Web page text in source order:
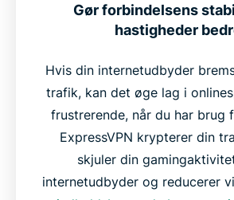
Gør forbindelsens
hastigheder
Hvis din internetudbyder
trafik, kan det øge lag i
frustrerende, når du har brug
ExpressVPN krypterer din
skjuler din
internetudbyder og reducerer